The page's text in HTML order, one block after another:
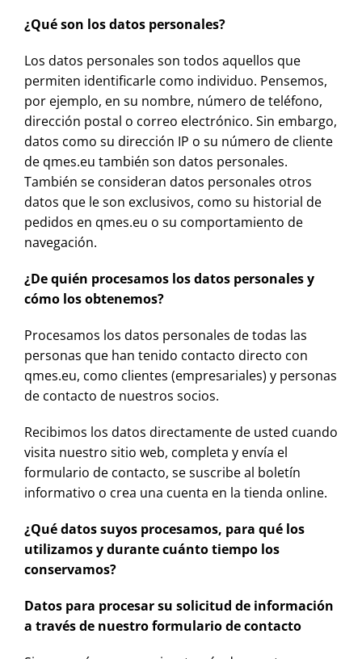
¿Qué son los datos personales?
Los datos personales son todos aquellos que
permiten identificarle como individuo. Pensemos,
por ejemplo, en su nombre, número de teléfono,
dirección postal o correo electrónico. Sin embargo,
datos como su dirección IP o su número de cliente
de qmes.eu también son datos personales.
También se consideran datos personales otros
datos que le son exclusivos, como su historial de
pedidos en qmes.eu o su comportamiento de
navegación.
¿De quién procesamos los datos personales y
cómo los obtenemos?
Procesamos los datos personales de todas las
personas que han tenido contacto directo con
qmes.eu, como clientes (empresariales) y personas
de contacto de nuestros socios.
Recibimos los datos directamente de usted cuando
visita nuestro sitio web, completa y envía el
formulario de contacto, se suscribe al boletín
informativo o crea una cuenta en la tienda online.
¿Qué datos suyos procesamos, para qué los
utilizamos y durante cuánto tiempo los
conservamos?
Datos para procesar su solicitud de información
a través de nuestro formulario de contacto